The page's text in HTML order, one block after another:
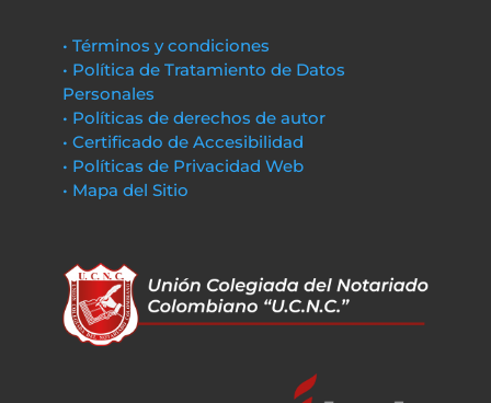
• Términos y condiciones
• Política de Tratamiento de Datos
Personales
• Políticas de derechos de autor
• Certificado de Accesibilidad
• Políticas de Privacidad Web
• Mapa del Sitio